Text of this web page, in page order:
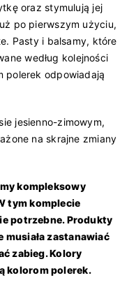
oraz stymulują jej
po pierwszym użyciu,
Pasty i balsamy, które
według kolejności
polerek odpowiadają
jesienno-zimowym,
na skrajne zmiany
kompleksowy
tym komplecie
potrzebne. Produkty
musiała zastanawiać
zabieg. Kolory
kolorom polerek.